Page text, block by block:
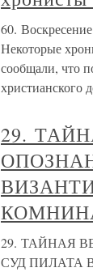
60.
Некоторые
сообщали, что
христианского
29.
29. ТАЙНАЯ
СУД ПИЛАТА